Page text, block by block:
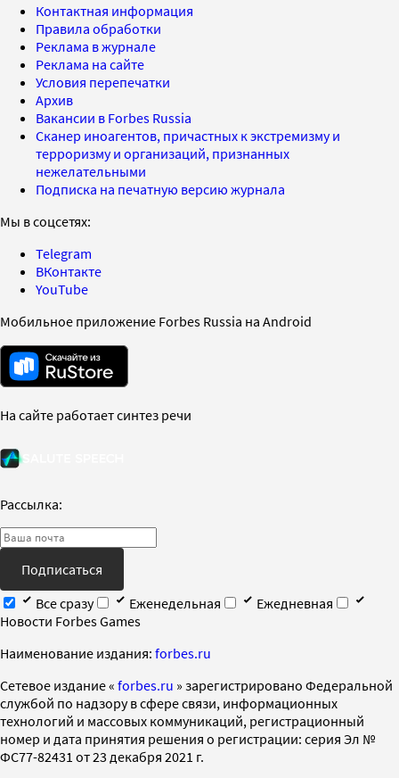
Контактная информация
Правила обработки
Реклама в журнале
Реклама на сайте
Условия перепечатки
Архив
Вакансии в Forbes Russia
Сканер иноагентов, причастных к экстремизму и
терроризму и организаций, признанных
нежелательными
Подписка на печатную версию журнала
Мы в соцсетях:
Telegram
ВКонтакте
YouTube
Мобильное приложение Forbes Russia на Android
На сайте работает синтез речи
Рассылка:
Подписаться
Все сразу
Еженедельная
Ежедневная
Новости Forbes Games
Наименование издания: forbes.ru
Cетевое издание « forbes.ru » зарегистрировано Федеральной
службой по надзору в сфере связи, информационных
технологий и массовых коммуникаций, регистрационный
номер и дата принятия решения о регистрации: серия Эл №
ФС77-82431 от 23 декабря 2021 г.